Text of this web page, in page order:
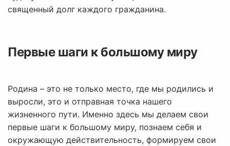
священный долг каждого гражданина.
Первые шаги к большому миру
Родина – это не только место, где мы родились и
выросли, это и отправная точка нашего
жизненного пути. Именно здесь мы делаем свои
первые шаги к большому миру, познаем себя и
окружающую действительность, формируем свои